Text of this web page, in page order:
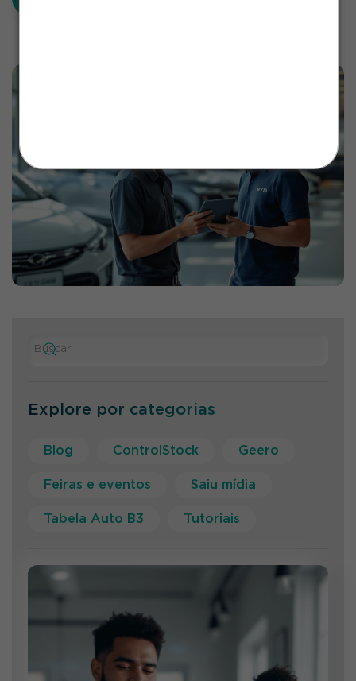
Explore por categorias
Blog ControlStock Geero
Feiras e eventos Saiu mídia
Tabela Auto B3 Tutoriais